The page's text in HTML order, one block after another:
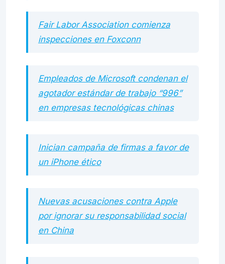
Fair Labor Association comienza
inspecciones en Foxconn
Empleados de Microsoft condenan el
agotador estándar de trabajo “996”
en empresas tecnológicas chinas
Inician campaña de firmas a favor de
un iPhone ético
Nuevas acusaciones contra Apple
por ignorar su responsabilidad social
en China